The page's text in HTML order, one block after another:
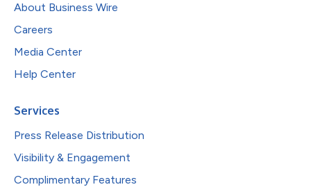
About Business Wire
Careers
Media Center
Help Center
Services
Press Release Distribution
Visibility & Engagement
Complimentary Features